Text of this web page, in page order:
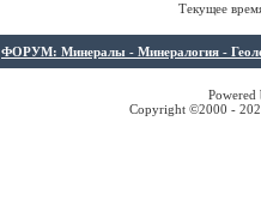
Текущее
ФОРУМ: Минералы - Минералогия -
Copyright ©2000 -